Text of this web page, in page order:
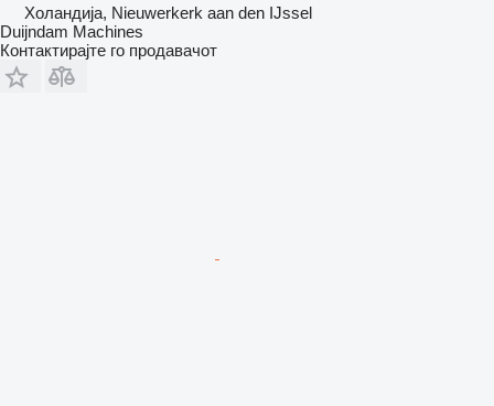
Холандија, Nieuwerkerk aan den IJssel
Duijndam Machines
Контактирајте го продавачот